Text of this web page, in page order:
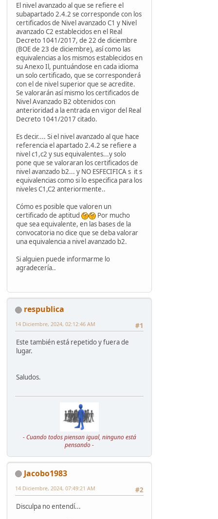
El nivel avanzado al que se refiere el
subapartado 2.4.2 se corresponde con los
certificados de Nivel avanzado C1 y Nivel
avanzado C2 establecidos en el Real
Decreto 1041/2017, de 22 de diciembre
(BOE de 23 de diciembre), así como las
equivalencias a los mismos establecidos en
su Anexo Il, puntuándose en cada idioma
un solo certificado, que se corresponderá
con el de nivel superior que se acredite.
Se valorarán así mismo los certificados de
Nivel Avanzado B2 obtenidos con
anterioridad a la entrada en vigor del Real
Decreto 1041/2017 citado.
Es decir.... Si el nivel avanzado al que hace
referencia el apartado 2.4.2 se refiere a
nivel c1,c2 y sus equivalentes...y solo
pone que se valoraran los certificados de
nivel avanzado b2... y NO ESFECIFICA s it s
equivalencias como si lo especifica para los
niveles C1,C2 anteriormente..
Cómo es posible que valoren un
certificado de aptitud
Por mucho
que sea equivalente, en las bases de la
convocatoria no dice que se deba valorar
una equivalencia a nivel avanzado b2.
Si alguien puede informarme lo
agradecería..
respublica
#1
14 Diciembre, 2024, 02:12:46 AM
Este también está repetido y fuera de
lugar.
Saludos.
- Cuando todos piensan igual, ninguno está
pensando -
Jacobo1983
#2
14 Diciembre, 2024, 07:49:21 AM
Disculpa no entendí...